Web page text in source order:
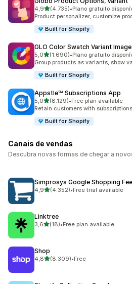
4,9de 5 estrelas
(4.735)
4735 total de avaliações
•Plano gratuito
Product personalizer, customize
Built for Shopify
GLO Color Swatch Variant Image
5,0de 5 estrelas
(1.690)
1690 total de avaliações
•Plano gratuito
Group products as variants, show
Built for Shopify
Appstle℠ Subscriptions App
5,0de 5 estrelas
(8.129)
8129 total de avaliações
•Free plan available
Retain customers with
Built for Shopify
Canais de vendas
Descubra novas formas de chegar a
Simprosys Google Shopping
4,9de 5 estrelas
(4.352)
4352 total de avaliações
•Free trial available
Linktree
3,6de 5 estrelas
(18)
18 total de avaliações
•Free plan available
Shop
4,8de 5 estrelas
(8.309)
8309 total de avaliações
•Free